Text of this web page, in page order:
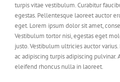
turpis vitae vestibulum. Curabitur
egestas. Pellentesque laoreet auctor
eget. Lorem ipsum dolor sit amet,
Vestibulum tortor nisi, egestas eget
justo. Vestibulum ultricies auctor
ac adipiscing turpis adipiscing
eleifend rhoncus nulla in laoreet.